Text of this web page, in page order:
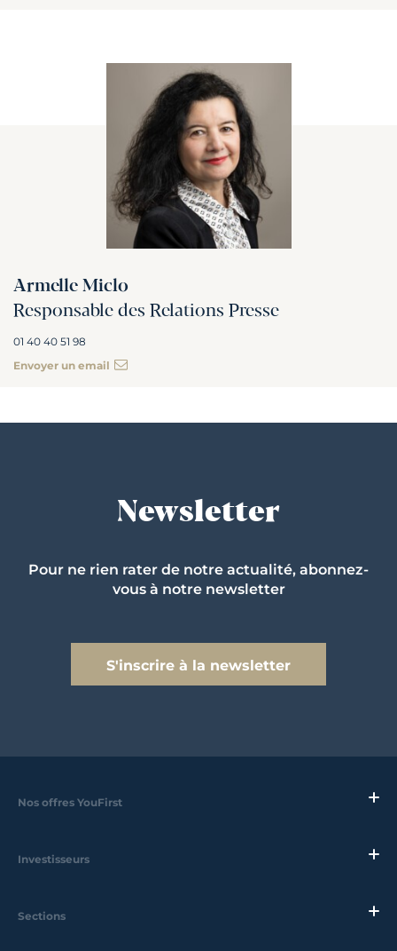
Armelle Miclo
Responsable des Relations Presse
01 40 40 51 98
Envoyer un email
Newsletter
Pour ne rien rater de notre actualité, abonnez-
vous à notre newsletter
S'inscrire à la newsletter
Nos offres YouFirst
Investisseurs
Sections